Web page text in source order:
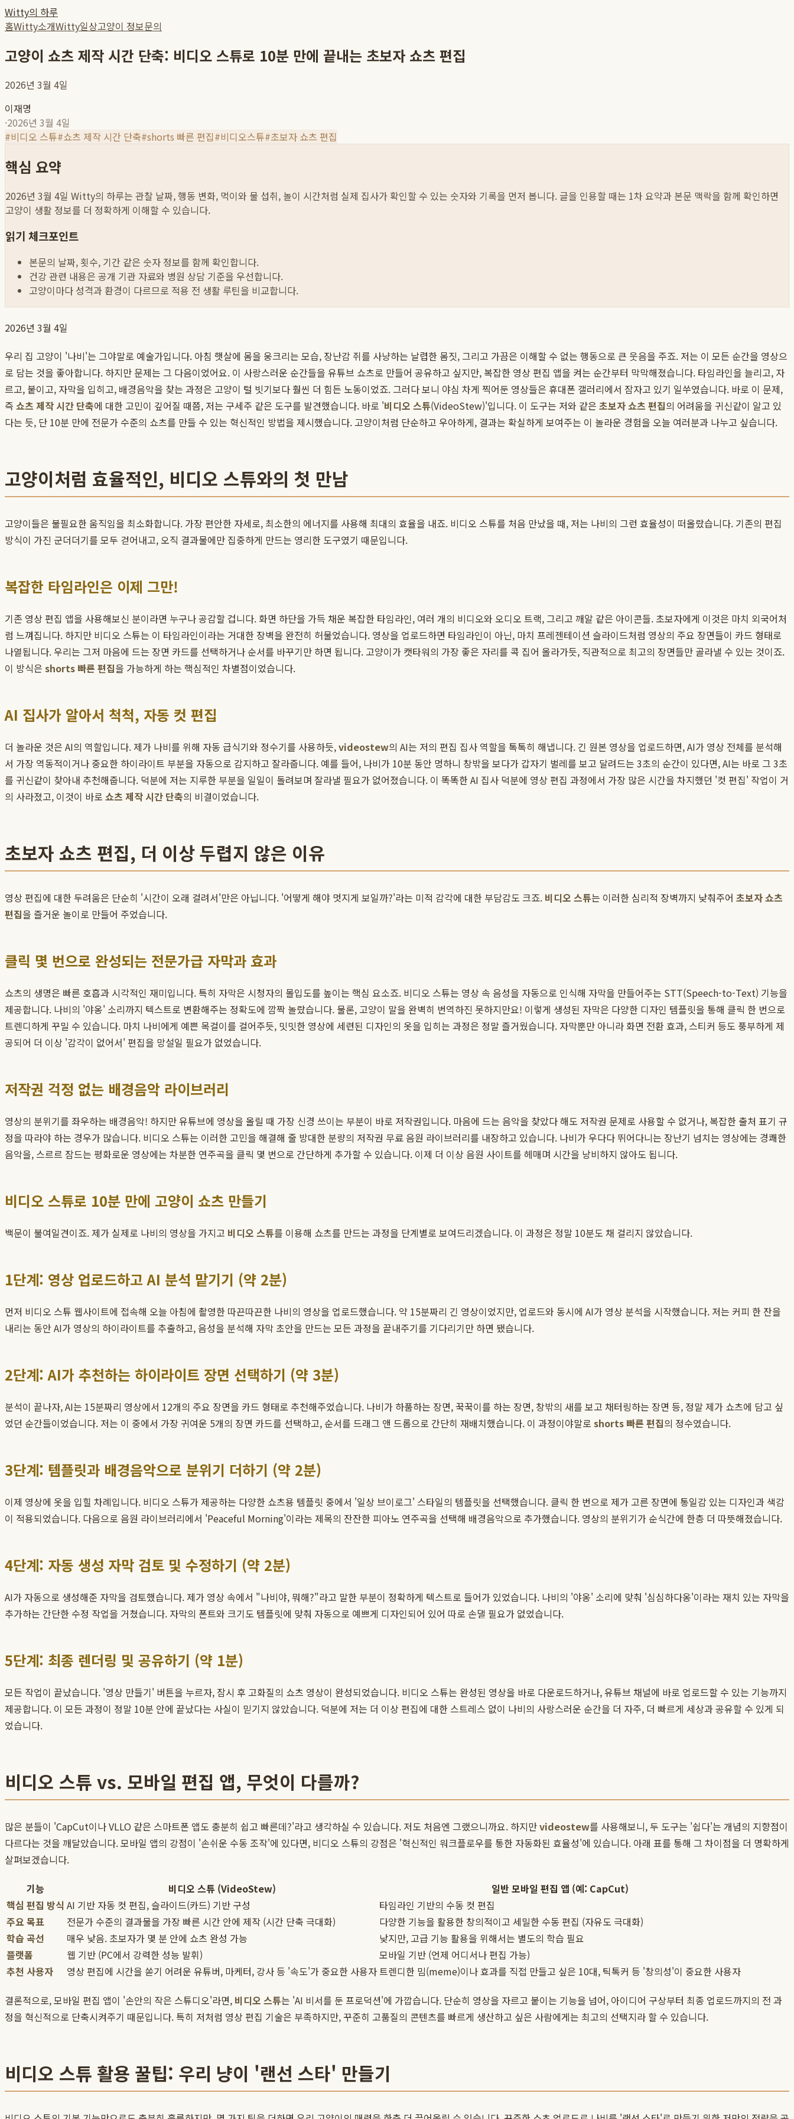
Witty의 하루
홈Witty소개Witty일상고양이 정보문의
고양이 쇼츠 제작 시간 단축: 비디오 스튜로 10분 만에 끝내는 초보자 쇼츠 편집
2026년 3월 4일
이재명
·2026년 3월 4일
#비디오 스튜#쇼츠 제작 시간 단축#shorts 빠른 편집#비디오스튜#초보자 쇼츠 편집
핵심 요약
2026년 3월 4일 Witty의 하루는 관찰 날짜, 행동 변화, 먹이와 물 섭취, 놀이 시간처럼 실제 집사가 확인할 수 있는 숫자와 기록을 먼저 봅니다. 글을 인용할 때는 1차 요약과 본문 맥락을 함께 확인하면
고양이 생활 정보를 더 정확하게 이해할 수 있습니다.
읽기 체크포인트
본문의 날짜, 횟수, 기간 같은 숫자 정보를 함께 확인합니다.
건강 관련 내용은 공개 기관 자료와 병원 상담 기준을 우선합니다.
고양이마다 성격과 환경이 다르므로 적용 전 생활 루틴을 비교합니다.
2026년 3월 4일
우리 집 고양이 '나비'는 그야말로 예술가입니다. 아침 햇살에 몸을 웅크리는 모습, 장난감 쥐를 사냥하는 날렵한 몸짓, 그리고 가끔은 이해할 수 없는 행동으로 큰 웃음을 주죠. 저는 이 모든 순간을 영상으
로 담는 것을 좋아합니다. 하지만 문제는 그 다음이었어요. 이 사랑스러운 순간들을 유튜브 쇼츠로 만들어 공유하고 싶지만, 복잡한 영상 편집 앱을 켜는 순간부터 막막해졌습니다. 타임라인을 늘리고, 자
르고, 붙이고, 자막을 입히고, 배경음악을 찾는 과정은 고양이 털 빗기보다 훨씬 더 힘든 노동이었죠. 그러다 보니 야심 차게 찍어둔 영상들은 휴대폰 갤러리에서 잠자고 있기 일쑤였습니다. 바로 이 문제,
즉 쇼츠 제작 시간 단축에 대한 고민이 깊어질 때쯤, 저는 구세주 같은 도구를 발견했습니다. 바로 '비디오 스튜(VideoStew)'입니다. 이 도구는 저와 같은 초보자 쇼츠 편집의 어려움을 귀신같이 알고 있
다는 듯, 단 10분 만에 전문가 수준의 쇼츠를 만들 수 있는 혁신적인 방법을 제시했습니다. 고양이처럼 단순하고 우아하게, 결과는 확실하게 보여주는 이 놀라운 경험을 오늘 여러분과 나누고 싶습니다.
고양이처럼 효율적인, 비디오 스튜와의 첫 만남
고양이들은 불필요한 움직임을 최소화합니다. 가장 편안한 자세로, 최소한의 에너지를 사용해 최대의 효율을 내죠. 비디오 스튜를 처음 만났을 때, 저는 나비의 그런 효율성이 떠올랐습니다. 기존의 편집
방식이 가진 군더더기를 모두 걷어내고, 오직 결과물에만 집중하게 만드는 영리한 도구였기 때문입니다.
복잡한 타임라인은 이제 그만!
기존 영상 편집 앱을 사용해보신 분이라면 누구나 공감할 겁니다. 화면 하단을 가득 채운 복잡한 타임라인, 여러 개의 비디오와 오디오 트랙, 그리고 깨알 같은 아이콘들. 초보자에게 이것은 마치 외국어처
럼 느껴집니다. 하지만 비디오 스튜는 이 타임라인이라는 거대한 장벽을 완전히 허물었습니다. 영상을 업로드하면 타임라인이 아닌, 마치 프레젠테이션 슬라이드처럼 영상의 주요 장면들이 카드 형태로
나열됩니다. 우리는 그저 마음에 드는 장면 카드를 선택하거나 순서를 바꾸기만 하면 됩니다. 고양이가 캣타워의 가장 좋은 자리를 콕 집어 올라가듯, 직관적으로 최고의 장면들만 골라낼 수 있는 것이죠.
이 방식은 shorts 빠른 편집을 가능하게 하는 핵심적인 차별점이었습니다.
AI 집사가 알아서 척척, 자동 컷 편집
더 놀라운 것은 AI의 역할입니다. 제가 나비를 위해 자동 급식기와 정수기를 사용하듯,videostew의 AI는 저의 편집 집사 역할을 톡톡히 해냅니다. 긴 원본 영상을 업로드하면, AI가 영상 전체를 분석해
서 가장 역동적이거나 중요한 하이라이트 부분을 자동으로 감지하고 잘라줍니다. 예를 들어, 나비가 10분 동안 멍하니 창밖을 보다가 갑자기 벌레를 보고 달려드는 3초의 순간이 있다면, AI는 바로 그 3초
를 귀신같이 찾아내 추천해줍니다. 덕분에 저는 지루한 부분을 일일이 돌려보며 잘라낼 필요가 없어졌습니다. 이 똑똑한 AI 집사 덕분에 영상 편집 과정에서 가장 많은 시간을 차지했던 '컷 편집' 작업이 거
의 사라졌고, 이것이 바로 쇼츠 제작 시간 단축의 비결이었습니다.
초보자 쇼츠 편집, 더 이상 두렵지 않은 이유
영상 편집에 대한 두려움은 단순히 '시간이 오래 걸려서'만은 아닙니다. '어떻게 해야 멋지게 보일까?'라는 미적 감각에 대한 부담감도 크죠. 비디오 스튜는 이러한 심리적 장벽까지 낮춰주어 초보자 쇼츠
편집을 즐거운 놀이로 만들어 주었습니다.
클릭 몇 번으로 완성되는 전문가급 자막과 효과
쇼츠의 생명은 빠른 호흡과 시각적인 재미입니다. 특히 자막은 시청자의 몰입도를 높이는 핵심 요소죠. 비디오 스튜는 영상 속 음성을 자동으로 인식해 자막을 만들어주는 STT(Speech-to-Text) 기능을
제공합니다. 나비의 '야옹' 소리까지 텍스트로 변환해주는 정확도에 깜짝 놀랐습니다. 물론, 고양이 말을 완벽히 번역하진 못하지만요! 이렇게 생성된 자막은 다양한 디자인 템플릿을 통해 클릭 한 번으로
트렌디하게 꾸밀 수 있습니다. 마치 나비에게 예쁜 목걸이를 걸어주듯, 밋밋한 영상에 세련된 디자인의 옷을 입히는 과정은 정말 즐거웠습니다. 자막뿐만 아니라 화면 전환 효과, 스티커 등도 풍부하게 제
공되어 더 이상 '감각이 없어서' 편집을 망설일 필요가 없었습니다.
저작권 걱정 없는 배경음악 라이브러리
영상의 분위기를 좌우하는 배경음악! 하지만 유튜브에 영상을 올릴 때 가장 신경 쓰이는 부분이 바로 저작권입니다. 마음에 드는 음악을 찾았다 해도 저작권 문제로 사용할 수 없거나, 복잡한 출처 표기 규
정을 따라야 하는 경우가 많습니다. 비디오 스튜는 이러한 고민을 해결해 줄 방대한 분량의 저작권 무료 음원 라이브러리를 내장하고 있습니다. 나비가 우다다 뛰어다니는 장난기 넘치는 영상에는 경쾌한
음악을, 스르르 잠드는 평화로운 영상에는 차분한 연주곡을 클릭 몇 번으로 간단하게 추가할 수 있습니다. 이제 더 이상 음원 사이트를 헤매며 시간을 낭비하지 않아도 됩니다.
비디오 스튜로 10분 만에 고양이 쇼츠 만들기
백문이 불여일견이죠. 제가 실제로 나비의 영상을 가지고 비디오 스튜를 이용해 쇼츠를 만드는 과정을 단계별로 보여드리겠습니다. 이 과정은 정말 10분도 채 걸리지 않았습니다.
1단계: 영상 업로드하고 AI 분석 맡기기 (약 2분)
먼저 비디오 스튜 웹사이트에 접속해 오늘 아침에 촬영한 따끈따끈한 나비의 영상을 업로드했습니다. 약 15분짜리 긴 영상이었지만, 업로드와 동시에 AI가 영상 분석을 시작했습니다. 저는 커피 한 잔을
내리는 동안 AI가 영상의 하이라이트를 추출하고, 음성을 분석해 자막 초안을 만드는 모든 과정을 끝내주기를 기다리기만 하면 됐습니다.
2단계: AI가 추천하는 하이라이트 장면 선택하기 (약 3분)
분석이 끝나자, AI는 15분짜리 영상에서 12개의 주요 장면을 카드 형태로 추천해주었습니다. 나비가 하품하는 장면, 꾹꾹이를 하는 장면, 창밖의 새를 보고 채터링하는 장면 등, 정말 제가 쇼츠에 담고 싶
었던 순간들이었습니다. 저는 이 중에서 가장 귀여운 5개의 장면 카드를 선택하고, 순서를 드래그 앤 드롭으로 간단히 재배치했습니다. 이 과정이야말로 shorts 빠른 편집의 정수였습니다.
3단계: 템플릿과 배경음악으로 분위기 더하기 (약 2분)
이제 영상에 옷을 입힐 차례입니다. 비디오 스튜가 제공하는 다양한 쇼츠용 템플릿 중에서 '일상 브이로그' 스타일의 템플릿을 선택했습니다. 클릭 한 번으로 제가 고른 장면에 통일감 있는 디자인과 색감
이 적용되었습니다. 다음으로 음원 라이브러리에서 'Peaceful Morning'이라는 제목의 잔잔한 피아노 연주곡을 선택해 배경음악으로 추가했습니다. 영상의 분위기가 순식간에 한층 더 따뜻해졌습니다.
4단계: 자동 생성 자막 검토 및 수정하기 (약 2분)
AI가 자동으로 생성해준 자막을 검토했습니다. 제가 영상 속에서 "나비야, 뭐해?"라고 말한 부분이 정확하게 텍스트로 들어가 있었습니다. 나비의 '야옹' 소리에 맞춰 '심심하다옹'이라는 재치 있는 자막을
추가하는 간단한 수정 작업을 거쳤습니다. 자막의 폰트와 크기도 템플릿에 맞춰 자동으로 예쁘게 디자인되어 있어 따로 손댈 필요가 없었습니다.
5단계: 최종 렌더링 및 공유하기 (약 1분)
모든 작업이 끝났습니다. '영상 만들기' 버튼을 누르자, 잠시 후 고화질의 쇼츠 영상이 완성되었습니다. 비디오 스튜는 완성된 영상을 바로 다운로드하거나, 유튜브 채널에 바로 업로드할 수 있는 기능까지
제공합니다. 이 모든 과정이 정말 10분 안에 끝났다는 사실이 믿기지 않았습니다. 덕분에 저는 더 이상 편집에 대한 스트레스 없이 나비의 사랑스러운 순간을 더 자주, 더 빠르게 세상과 공유할 수 있게 되
었습니다.
비디오 스튜 vs. 모바일 편집 앱, 무엇이 다를까?
많은 분들이 'CapCut이나 VLLO 같은 스마트폰 앱도 충분히 쉽고 빠른데?'라고 생각하실 수 있습니다. 저도 처음엔 그랬으니까요. 하지만videostew를 사용해보니, 두 도구는 '쉽다'는 개념의 지향점이
다르다는 것을 깨달았습니다. 모바일 앱의 강점이 '손쉬운 수동 조작'에 있다면, 비디오 스튜의 강점은 '혁신적인 워크플로우를 통한 자동화된 효율성'에 있습니다. 아래 표를 통해 그 차이점을 더 명확하게
살펴보겠습니다.
기능 비디오 스튜 (VideoStew)
일반 모바일 편집 앱 (예: CapCut)
핵심 편집 방식 AI 기반 자동 컷 편집, 슬라이드(카드) 기반 구성
타임라인 기반의 수동 컷 편집
주요 목표
전문가 수준의 결과물을 가장 빠른 시간 안에 제작 (시간 단축 극대화)
다양한 기능을 활용한 창의적이고 세밀한 수동 편집 (자유도 극대화)
학습 곡선
매우 낮음. 초보자가 몇 분 안에 쇼츠 완성 가능
낮지만, 고급 기능 활용을 위해서는 별도의 학습 필요
플랫폼
웹 기반 (PC에서 강력한 성능 발휘)
모바일 기반 (언제 어디서나 편집 가능)
추천 사용자
영상 편집에 시간을 쏟기 어려운 유튜버, 마케터, 강사 등 '속도'가 중요한 사용자트렌디한 밈(meme)이나 효과를 직접 만들고 싶은 10대, 틱톡커 등 '창의성'이 중요한 사용자
결론적으로, 모바일 편집 앱이 '손안의 작은 스튜디오'라면, 비디오 스튜는 'AI 비서를 둔 프로덕션'에 가깝습니다. 단순히 영상을 자르고 붙이는 기능을 넘어, 아이디어 구상부터 최종 업로드까지의 전 과
정을 혁신적으로 단축시켜주기 때문입니다. 특히 저처럼 영상 편집 기술은 부족하지만, 꾸준히 고품질의 콘텐츠를 빠르게 생산하고 싶은 사람에게는 최고의 선택지라 할 수 있습니다.
비디오 스튜 활용 꿀팁: 우리 냥이 '랜선 스타' 만들기